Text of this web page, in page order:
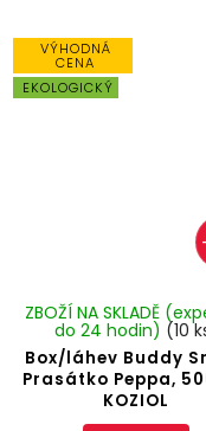
VÝHODNÁ
CENA
EKOLOGICKÝ
Box/láhev Buddy
Prasátko Peppa,
KOZIOL
ZBOŽÍ NA SKLADĚ
do 24 hodin) (10